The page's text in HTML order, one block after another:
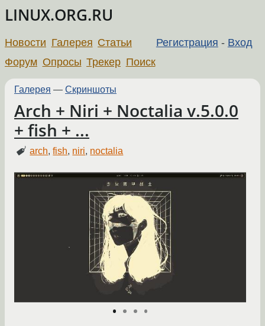
LINUX.ORG.RU
Регистрация - Вход
Новости Галерея Статьи
Форум Опросы Трекер Поиск
Галерея — Скриншоты
Arch + Niri + Noctalia v.5.0.0
+ fish + ...
arch,fish, niri, noctalia